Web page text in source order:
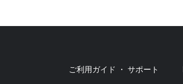
ご利用ガイド ・ サポート